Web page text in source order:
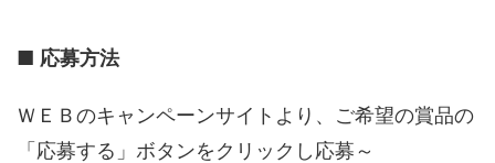
■ 応募方法
ＷＥＢのキャンペーンサイトより、ご希望の賞品の
「応募する」ボタンをクリックし応募～